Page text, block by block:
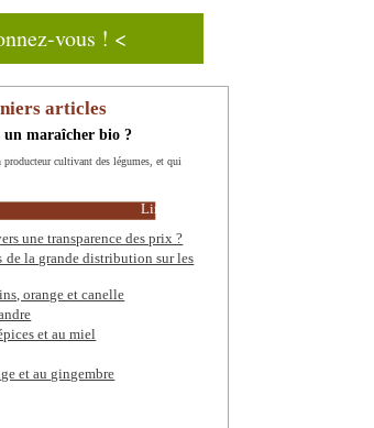
vous ! <
articles
un maraîcher bio ?
producteur cultivant des légumes, et qui
Lire la suite
une transparence des prix ?
de la grande distribution sur les
orange et canelle
et au miel
et au gingembre